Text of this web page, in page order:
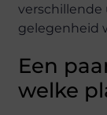
verschillende
gelegenheid
Een
welke